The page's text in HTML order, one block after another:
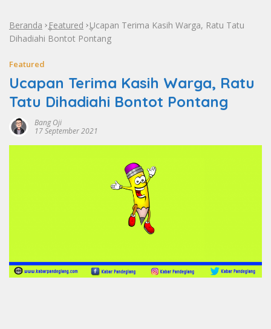
Beranda »Featured »Ucapan Terima Kasih Warga, Ratu Tatu
Dihadiahi Bontot Pontang
Featured
Ucapan Terima Kasih Warga, Ratu
Tatu Dihadiahi Bontot Pontang
Bang Oji
17 September 2021